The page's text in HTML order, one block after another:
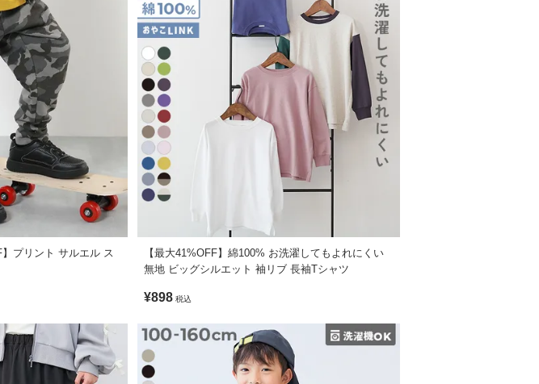
。あらかじめご了承ください。
に違いはございません。
プリント サルエル ス
【最大41%OFF】綿100% お洗濯してもよれにくい
無地 ビッグシルエット 袖リブ 長袖Tシャツ
¥898 税込